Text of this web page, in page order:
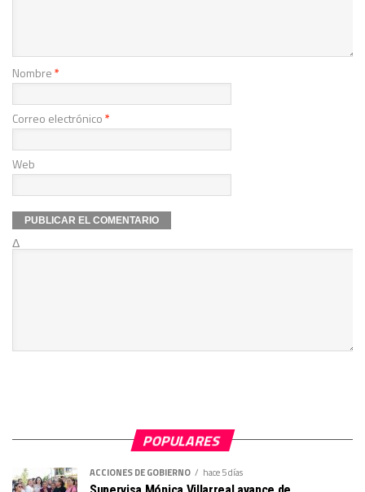
Nombre*
Correo electrónico*
Web
Δ
POPULARES
ACCIONES DE GOBIERNO hace 5 días